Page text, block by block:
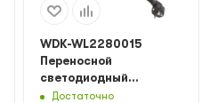
WDK-WL2280015
Переносной
светодиодный
светильник, 220 В,
Достаточно